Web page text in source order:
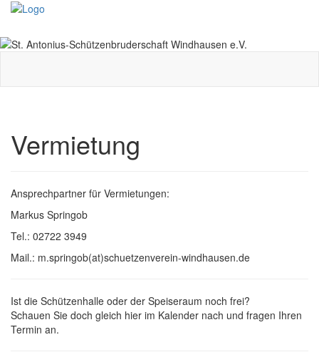
Vermietung
Ansprechpartner für Vermietungen:
Markus Springob
Tel.: 02722 3949
Mail.: m.springob(at)schuetzenverein-windhausen.de
Ist die Schützenhalle oder der Speiseraum noch frei?
Schauen Sie doch gleich hier im Kalender nach und fragen Ihren
Termin an.